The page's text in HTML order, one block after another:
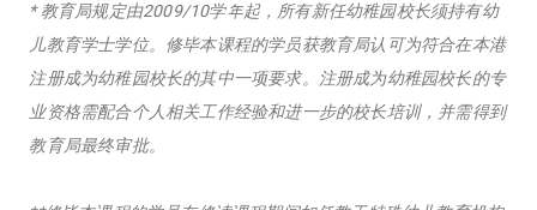
* 教育局规定由2009/10学年起，所有新任幼稚园校长须持有幼
儿教育学士学位。修毕本课程的学员获教育局认可为符合在本港
注册成为幼稚园校长的其中一项要求。注册成为幼稚园校长的专
业资格需配合个人相关工作经验和进一步的校长培训，并需得到
教育局最终审批。